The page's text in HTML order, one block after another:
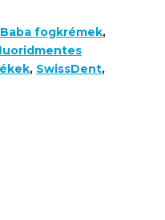
Baba fogkrémek,
, SwissDent,